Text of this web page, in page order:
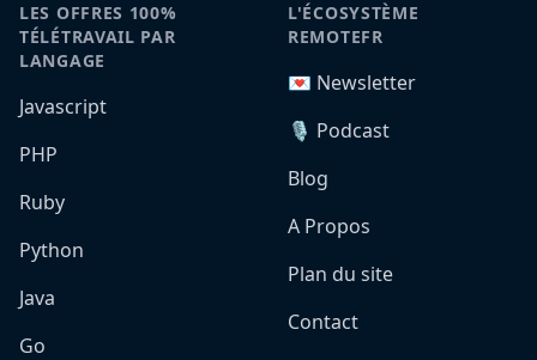
LES OFFRES 100%
TÉLÉTRAVAIL PAR
LANGAGE
Javascript
PHP
Ruby
Python
Java
Go
L'ÉCOSYSTÈME
REMOTEFR
💌 Newsletter
🎙️ Podcast
Blog
A Propos
Plan du site
Contact